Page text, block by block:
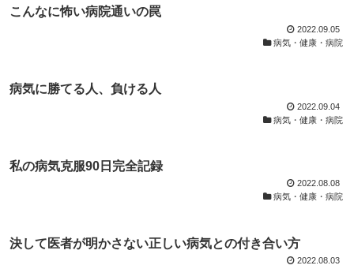
こんなに怖い病院通いの罠
2022.09.05
病気・健康・病院
病気に勝てる人、負ける人
2022.09.04
病気・健康・病院
私の病気克服90日完全記録
2022.08.08
病気・健康・病院
決して医者が明かさない正しい病気との付き合い方
2022.08.03